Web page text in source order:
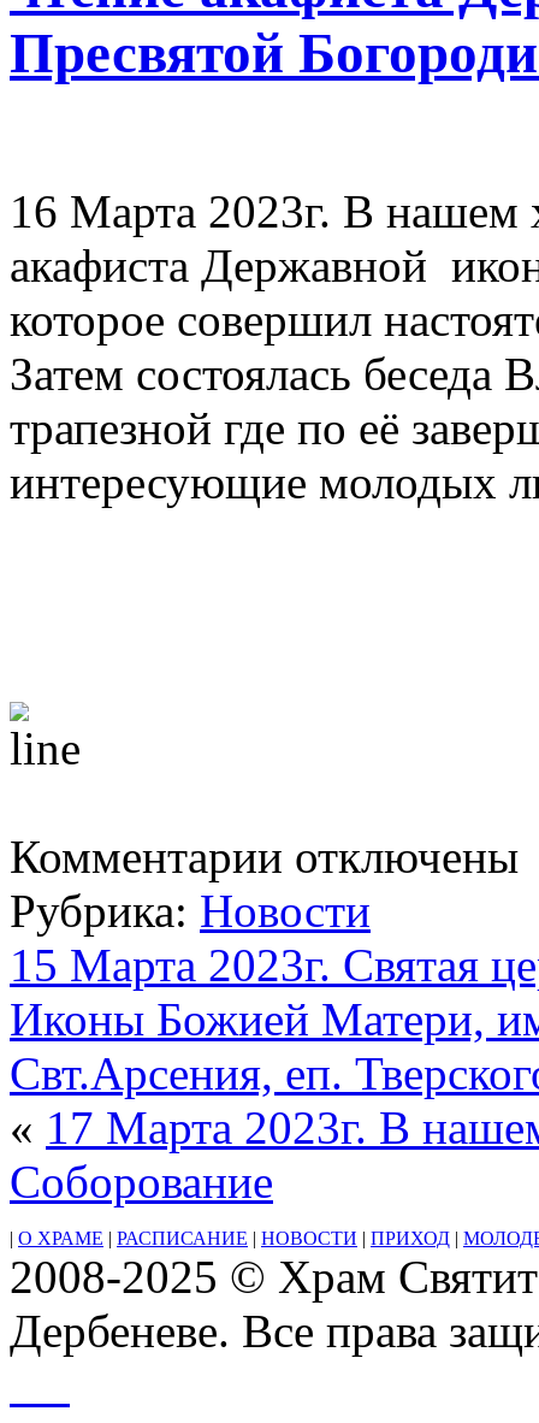
Пресвятой
16 Марта 2023г. В нашем
акафиста Державной
которое совершил
Затем состоялась
трапезной где по её
интересующие молодых
Комментарии записи
Марта
2023г.
В
нашем
храме
состоялось
чтение
акафиста
Державной иконе
Пресвятой
Богородицы
отключены
Рубрика: Новости
15 Марта 2023г. Святая
Иконы Божией Матери,
Свт.Арсения, еп.
« 17 Марта 2023г. В
Соборование
| О ХРАМЕ | РАСПИСАНИЕ | НОВОСТИ | ПРИХОД |
2008-2025 © Храм
Дербеневе. Все права